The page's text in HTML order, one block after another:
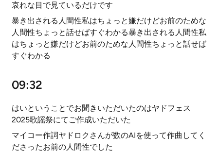
哀れな目で見ているだけです
暴き出される人間性私はちょっと嫌だけどお前のためな
人間性ちょっと話せばすぐわかる暴き出される人間性私
はちょっと嫌だけどお前のためな人間性ちょっと話せば
すぐわかる
09:32
はいということでお聞きいただいたのはヤドフェス
2025歌謡祭にてご作成いただいた
マイコー作詞ヤドロクさんが数のAIを使って作曲してく
ださったお前の人間性でした